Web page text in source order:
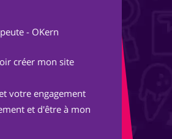
- OKern
créer mon site
votre engagement
et d'être à mon